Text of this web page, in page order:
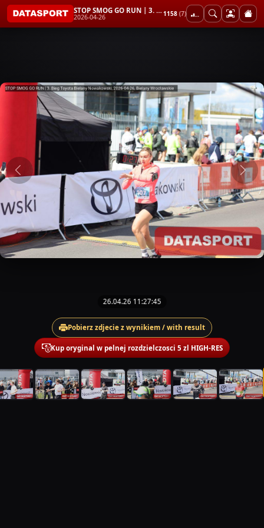
STOP SMOG GO RUN | 3. Bieg Toyota Bielany Nowakowski
2026-04-26 1158 (7)
26.04.26 11:27:45
Pobierz zdjecie z wynikiem / with result
Kup oryginal w pelnej rozdzielczosci 5 zl HIGH-RES